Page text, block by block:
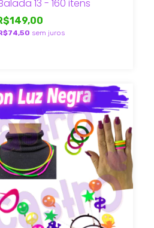
13 - 160 itens
sem juros